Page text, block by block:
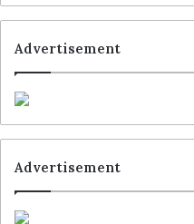
Advertisement
Advertisement